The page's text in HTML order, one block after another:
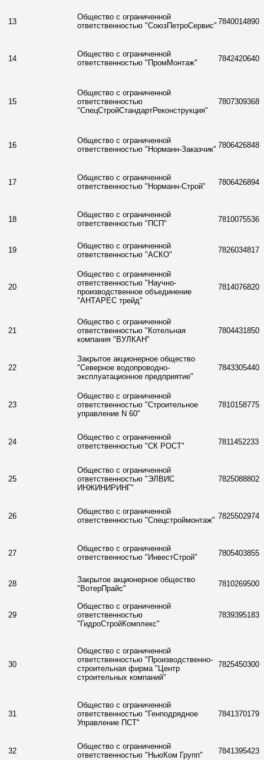
13
Общество с ограниченной
ответственностью "СоюзПетроСервис" 7840014890
14
Общество с ограниченной
ответственностью "ПромМонтаж"
7842420640
15
Общество с ограниченной
ответственностью
"СпецСтройСтандартРеконструкция"
7807309368
16
Общество с ограниченной
ответственностью "Норманн-Заказчик" 7806426848
17
Общество с ограниченной
ответственностью "Норманн-Строй"
7806426894
18
Общество с ограниченной
ответственностью "ПСП"
7810075536
19
Общество с ограниченной
ответственностью "АСКО"
7826034817
20
Общество с ограниченной
ответственностью "Научно-
производственное объединение
"АНТАРЕС трейд"
7814076820
21
Общество с ограниченной
ответственностью "Котельная
компания "ВУЛКАН"
7804431850
22
Закрытое акционерное общество
"Северное водопроводно-
эксплуатационное предприятие"
7843305440
23
Общество с ограниченной
ответственностью "Строительное
управление N 60"
7810158775
24
Общество с ограниченной
ответственностью "СК РОСТ"
7811452233
25
Общество с ограниченной
ответственностью "ЭЛВИС
ИНЖИНИРИНГ"
7825088802
26
Общество с ограниченной
ответственностью "Спецстроймонтаж" 7825502974
27
Общество с ограниченной
ответственностью "ИнвестСтрой"
7805403855
28
Закрытое акционерное общество
"ВотерПрайс"
7810269500
29
Общество с ограниченной
ответственностью
"ГидроСтройКомплекс"
7839395183
30
Общество с ограниченной
ответственностью "Производственно-
строительная фирма "Центр
строительных компаний"
7825450300
31
Общество с ограниченной
ответственностью "Генподрядное
Управление ПСТ"
7841370179
32
Общество с ограниченной
ответственностью "НьюКом Групп"
7841395423